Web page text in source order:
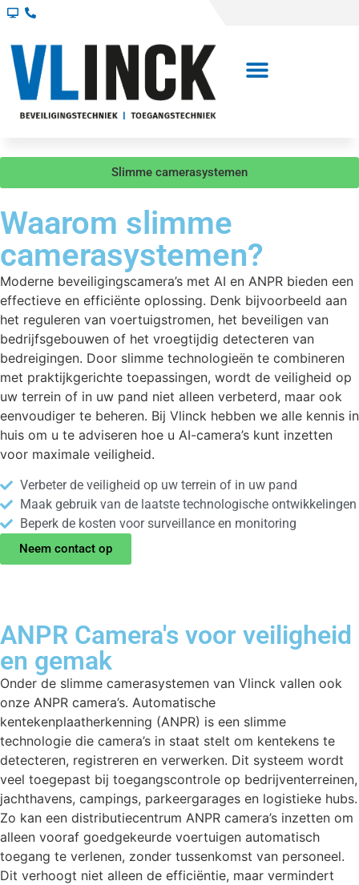
Slimme camerasystemen
Waarom slimme
camerasystemen?
Moderne beveiligingscamera’s met AI en ANPR bieden een
effectieve en efficiënte oplossing. Denk bijvoorbeeld aan
het reguleren van voertuigstromen, het beveiligen van
bedrijfsgebouwen of het vroegtijdig detecteren van
bedreigingen. Door slimme technologieën te combineren
met praktijkgerichte toepassingen, wordt de veiligheid op
uw terrein of in uw pand niet alleen verbeterd, maar ook
eenvoudiger te beheren. Bij Vlinck hebben we alle kennis in
huis om u te adviseren hoe u AI-camera’s kunt inzetten
voor maximale veiligheid.
Verbeter de veiligheid op uw terrein of in uw pand
Maak gebruik van de laatste technologische ontwikkelingen
Beperk de kosten voor surveillance en monitoring
Neem contact op
ANPR Camera's voor veiligheid
en gemak
Onder de slimme camerasystemen van Vlinck vallen ook
onze ANPR camera’s. Automatische
kentekenplaatherkenning (ANPR) is een slimme
technologie die camera’s in staat stelt om kentekens te
detecteren, registreren en verwerken. Dit systeem wordt
veel toegepast bij toegangscontrole op bedrijventerreinen,
jachthavens, campings, parkeergarages en logistieke hubs.
Zo kan een distributiecentrum ANPR camera’s inzetten om
alleen vooraf goedgekeurde voertuigen automatisch
toegang te verlenen, zonder tussenkomst van personeel.
Dit verhoogt niet alleen de efficiëntie, maar vermindert